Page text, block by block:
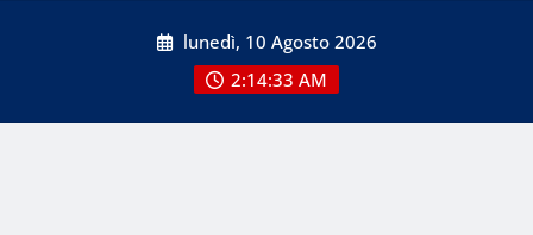
lunedì, 10 Agosto 2026
2:14:33 AM